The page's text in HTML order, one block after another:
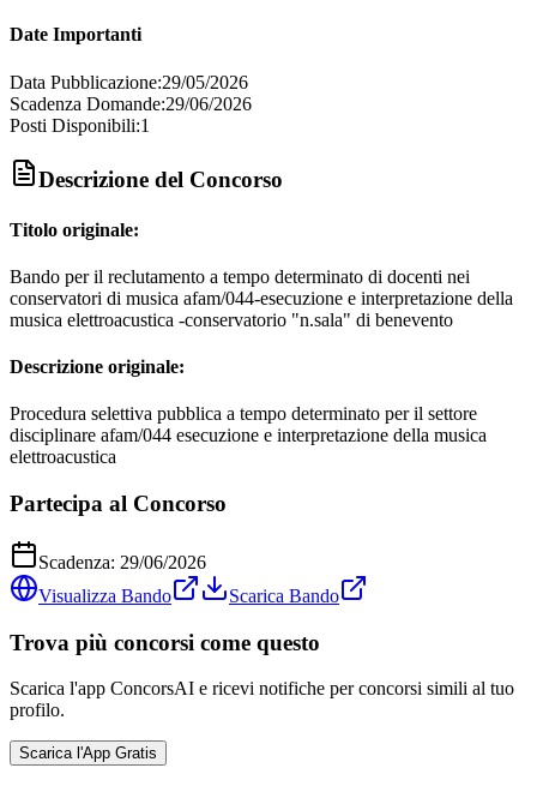
Date Importanti
Data Pubblicazione:29/05/2026
Scadenza Domande:29/06/2026
Posti Disponibili:1
Descrizione del Concorso
Titolo originale:
Bando per il reclutamento a tempo determinato di docenti nei
conservatori di musica afam/044-esecuzione e interpretazione della
musica elettroacustica -conservatorio "n.sala" di benevento
Descrizione originale:
Procedura selettiva pubblica a tempo determinato per il settore
disciplinare afam/044 esecuzione e interpretazione della musica
elettroacustica
Partecipa al Concorso
Scadenza: 29/06/2026
Visualizza Bando
Scarica Bando
Trova più concorsi come questo
Scarica l'app ConcorsAI e ricevi notifiche per concorsi simili al tuo
profilo.
Scarica l'App Gratis